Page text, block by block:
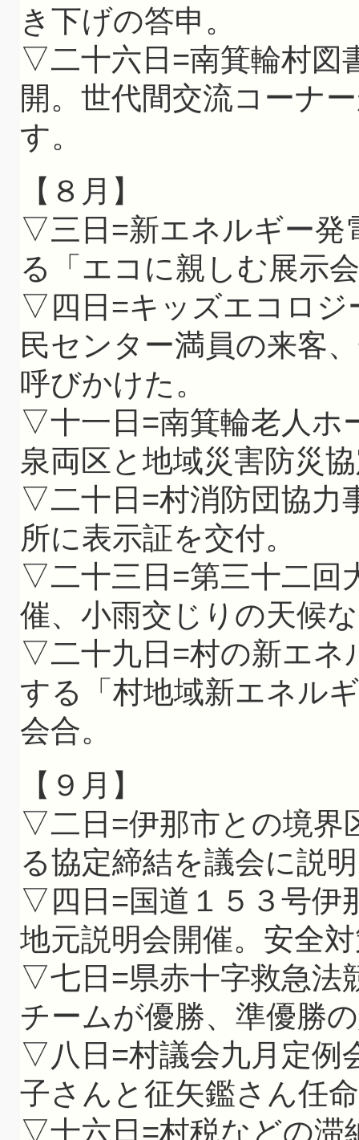
き下げの答申。
▽二十六日=南箕輪村図
開。世代間交流コーナ
す。
【８月】
▽三日=新エネルギー発
る「エコに親しむ展示
▽四日=キッズエコロジ
民センター満員の来客
呼びかけた。
▽十一日=南箕輪老人ホ
泉両区と地域災害防災
▽二十日=村消防団協力
所に表示証を交付。
▽二十三日=第三十二回
催、小雨交じりの天候
▽二十九日=村の新エネ
する「村地域新エネル
会合。
【９月】
▽二日=伊那市との境界
る協定締結を議会に説
▽四日=国道１５３号伊
地元説明会開催。安全
▽七日=県赤十字救急法
チームが優勝、準優勝
▽八日=村議会九月定例
子さんと征矢鑑さん任
▽十六日=村税などの滞